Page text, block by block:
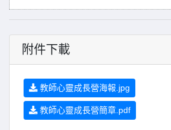
附件下載
教師心靈成長營海報.jpg
教師心靈成長營簡章.pdf